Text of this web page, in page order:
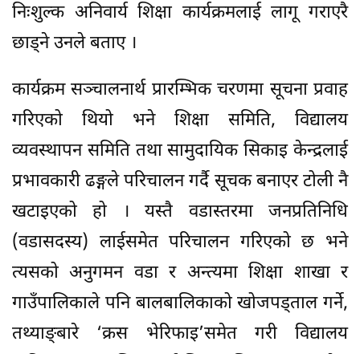
निःशुल्क अनिवार्य शिक्षा कार्यक्रमलाई लागू गराएरै
छाड्ने उनले बताए ।
कार्यक्रम सञ्चालनार्थ प्रारम्भिक चरणमा सूचना प्रवाह
गरिएको थियो भने शिक्षा समिति, विद्यालय
व्यवस्थापन समिति तथा सामुदायिक सिकाइ केन्द्रलाई
प्रभावकारी ढङ्गले परिचालन गर्दै सूचक बनाएर टोली नै
खटाइएको हो । यस्तै वडास्तरमा जनप्रतिनिधि
(वडासदस्य) लाईसमेत परिचालन गरिएको छ भने
त्यसको अनुगमन वडा र अन्त्यमा शिक्षा शाखा र
गाउँपालिकाले पनि बालबालिकाको खोजपड्ताल गर्ने,
तथ्याङ्बारे ‘क्रस भेरिफाइ’समेत गरी विद्यालय